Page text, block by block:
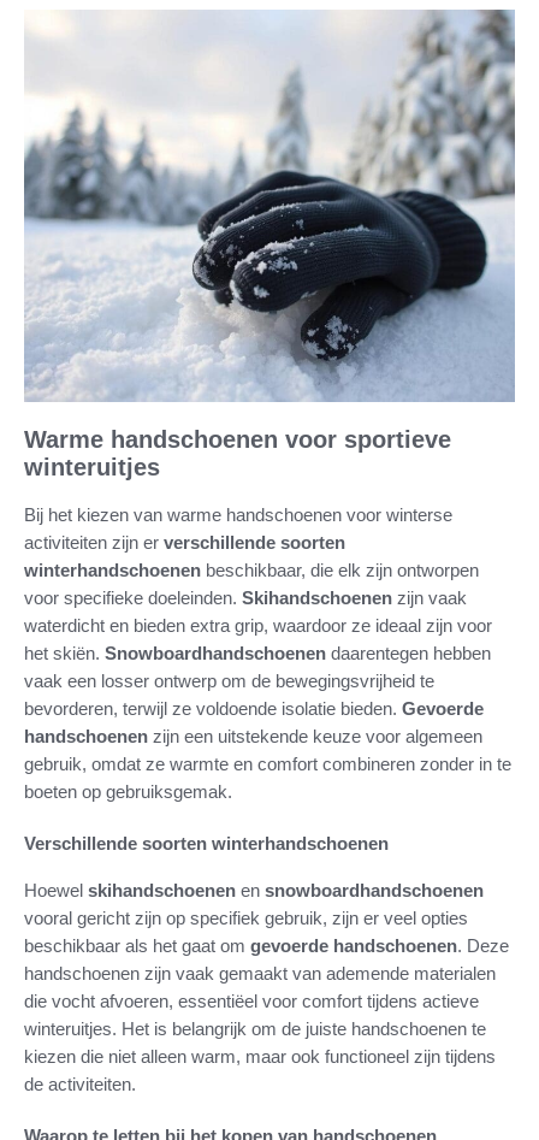
Warme handschoenen voor sportieve
winteruitjes
Bij het kiezen van warme handschoenen voor winterse
activiteiten zijn er verschillende soorten
winterhandschoenen beschikbaar, die elk zijn ontworpen
voor specifieke doeleinden. Skihandschoenen zijn vaak
waterdicht en bieden extra grip, waardoor ze ideaal zijn voor
het skiën. Snowboardhandschoenen daarentegen hebben
vaak een losser ontwerp om de bewegingsvrijheid te
bevorderen, terwijl ze voldoende isolatie bieden. Gevoerde
handschoenen zijn een uitstekende keuze voor algemeen
gebruik, omdat ze warmte en comfort combineren zonder in te
boeten op gebruiksgemak.
Verschillende soorten winterhandschoenen
Hoewel skihandschoenen en snowboardhandschoenen
vooral gericht zijn op specifiek gebruik, zijn er veel opties
beschikbaar als het gaat om gevoerde handschoenen. Deze
handschoenen zijn vaak gemaakt van ademende materialen
die vocht afvoeren, essentiëel voor comfort tijdens actieve
winteruitjes. Het is belangrijk om de juiste handschoenen te
kiezen die niet alleen warm, maar ook functioneel zijn tijdens
de activiteiten.
Waarop te letten bij het kopen van handschoenen